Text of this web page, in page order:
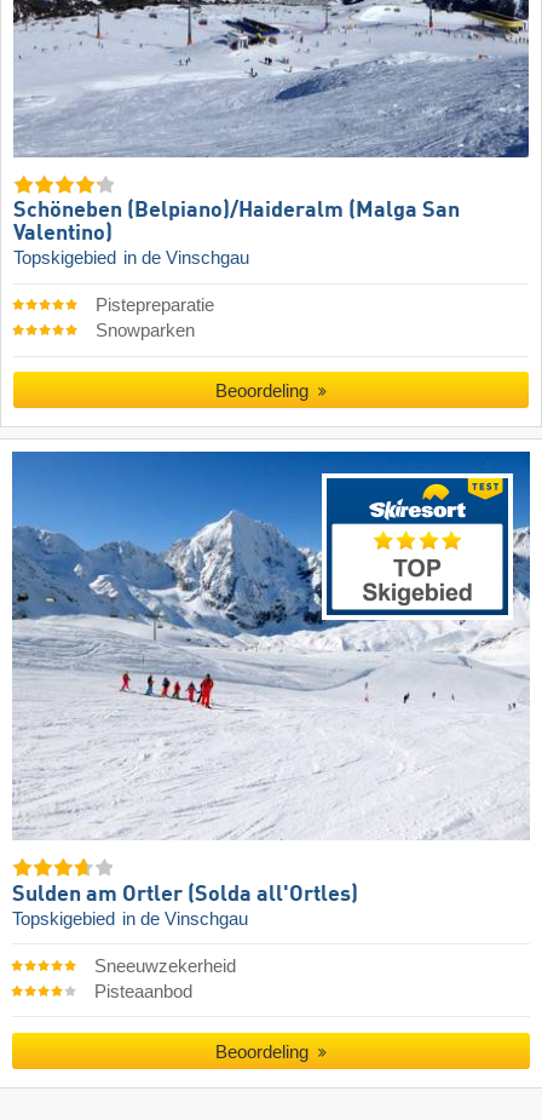
Schöneben (Belpiano)/​Haideralm (Malga San
Valentino)
Topskigebied in de Vinschgau
Pistepreparatie
Snowparken
Beoordeling
Sulden am Ortler (Solda all'Ortles)
Topskigebied in de Vinschgau
Sneeuwzekerheid
Pisteaanbod
Beoordeling